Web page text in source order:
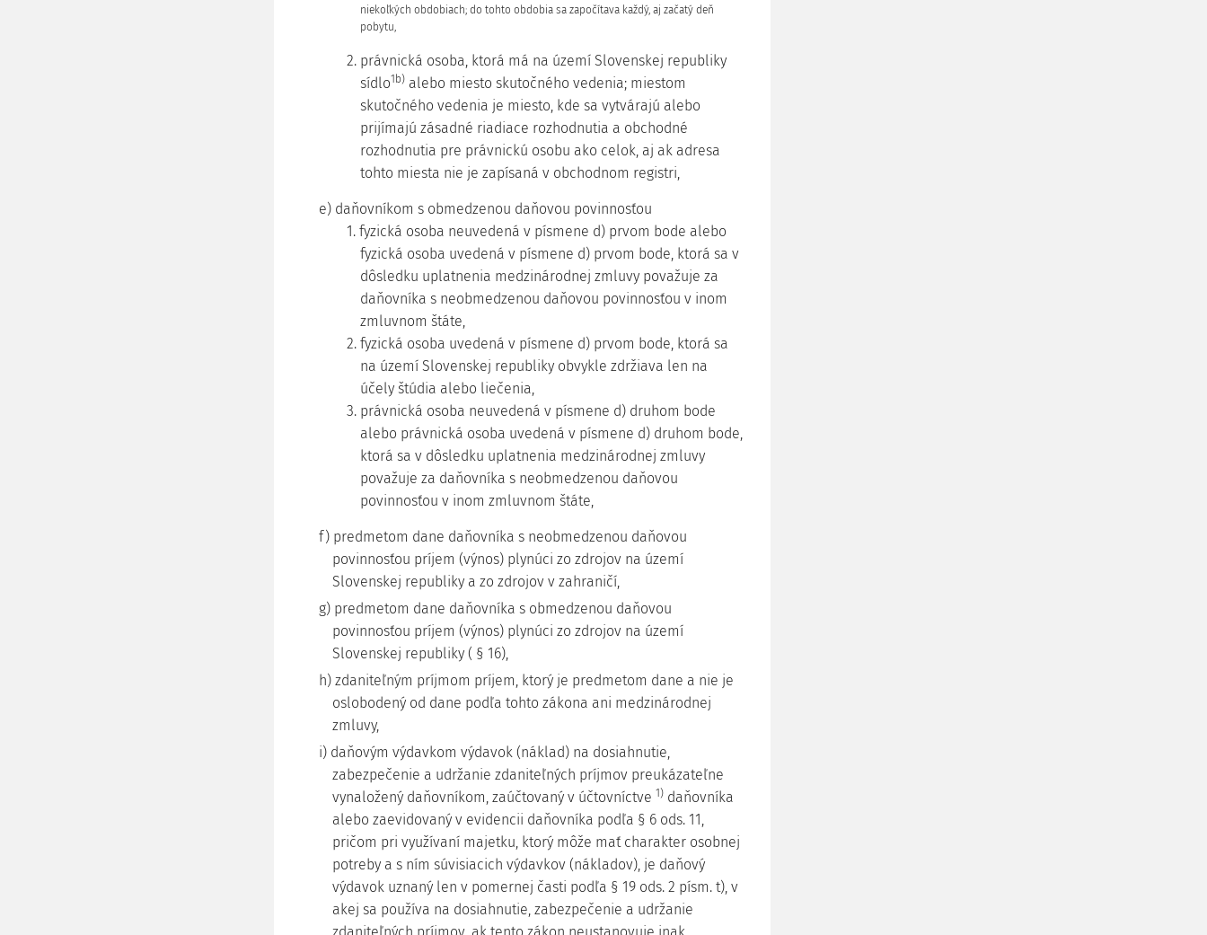
niekoľkých obdobiach; do tohto obdobia sa započítava každý, aj začatý deň
pobytu,
2. právnická osoba, ktorá má na území Slovenskej republiky
sídlo1b)alebo miesto skutočného vedenia; miestom
skutočného vedenia je miesto, kde sa vytvárajú alebo
prijímajú zásadné riadiace rozhodnutia a obchodné
rozhodnutia pre právnickú osobu ako celok, aj ak adresa
tohto miesta nie je zapísaná v obchodnom registri,
e) daňovníkom s obmedzenou daňovou povinnosťou
1. fyzická osoba neuvedená v písmene d) prvom bode alebo
fyzická osoba uvedená v písmene d) prvom bode, ktorá sa v
dôsledku uplatnenia medzinárodnej zmluvy považuje za
daňovníka s neobmedzenou daňovou povinnosťou v inom
zmluvnom štáte,
2. fyzická osoba uvedená v písmene d) prvom bode, ktorá sa
na území Slovenskej republiky obvykle zdržiava len na
účely štúdia alebo liečenia,
3. právnická osoba neuvedená v písmene d) druhom bode
alebo právnická osoba uvedená v písmene d) druhom bode,
ktorá sa v dôsledku uplatnenia medzinárodnej zmluvy
považuje za daňovníka s neobmedzenou daňovou
povinnosťou v inom zmluvnom štáte,
f) predmetom dane daňovníka s neobmedzenou daňovou
povinnosťou príjem (výnos) plynúci zo zdrojov na území
Slovenskej republiky a zo zdrojov v zahraničí,
g) predmetom dane daňovníka s obmedzenou daňovou
povinnosťou príjem (výnos) plynúci zo zdrojov na území
Slovenskej republiky ( § 16),
h) zdaniteľným príjmom príjem, ktorý je predmetom dane a nie je
oslobodený od dane podľa tohto zákona ani medzinárodnej
zmluvy,
i) daňovým výdavkom výdavok (náklad) na dosiahnutie,
zabezpečenie a udržanie zdaniteľných príjmov preukázateľne
vynaložený daňovníkom, zaúčtovaný v účtovníctve 1)daňovníka
alebo zaevidovaný v evidencii daňovníka podľa § 6 ods. 11,
pričom pri využívaní majetku, ktorý môže mať charakter osobnej
potreby a s ním súvisiacich výdavkov (nákladov), je daňový
výdavok uznaný len v pomernej časti podľa § 19 ods. 2 písm. t), v
akej sa používa na dosiahnutie, zabezpečenie a udržanie